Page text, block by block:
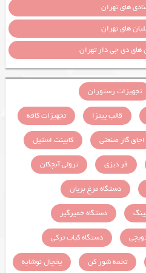
های تهران
های تهران
های دی جی دار تهران
تجهیزات رستوران
قالب پیتزا
تجهیزات کافه
اجاق گاز صنعتی
کابینت استیل
فر دیزی
ترولی آبچکان
دستگاه مرغ بریان
دستگاه خمیرگیر
دستگاه کباب ترکی
تخمه شور کن
یخچال نوشابه